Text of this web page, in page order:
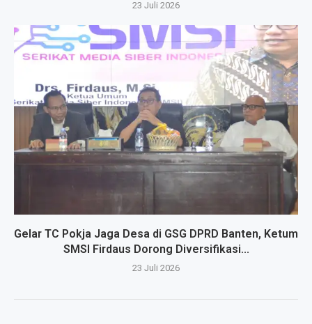
23 Juli 2026
Gelar TC Pokja Jaga Desa di GSG DPRD Banten, Ketum
SMSI Firdaus Dorong Diversifikasi...
23 Juli 2026